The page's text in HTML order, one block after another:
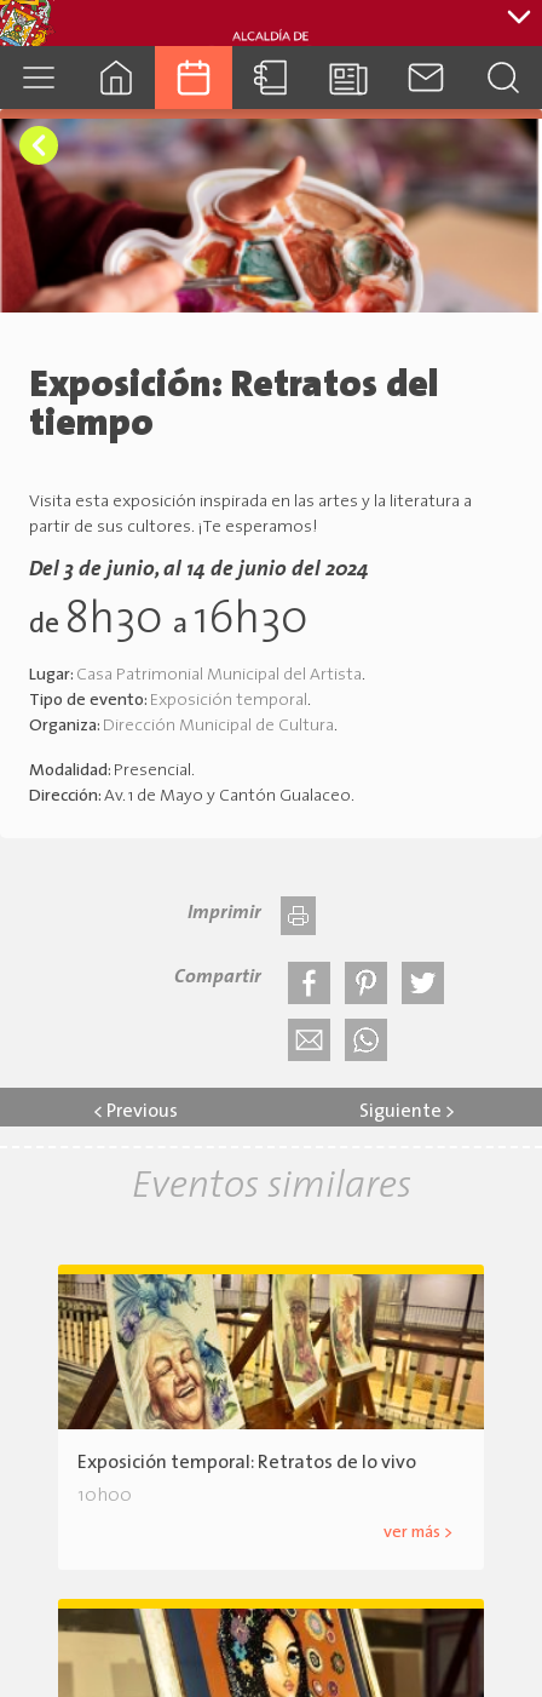
cuenca.gob.ec
Exposición: Retratos del
tiempo
Visita esta exposición inspirada en las artes y la literatura a
partir de sus cultores. ¡Te esperamos!
Del 3 de junio, al 14 de junio del 2024
de 8h30 a 16h30
Lugar: Casa Patrimonial Municipal del Artista.
Tipo de evento: Exposición temporal.
Organiza: Dirección Municipal de Cultura.
Modalidad: Presencial.
Dirección: Av. 1 de Mayo y Cantón Gualaceo.
Imprimir
Compartir
< Previous Siguiente >
Eventos similares
Exposición temporal: Retratos de lo vivo
10h00
ver más >